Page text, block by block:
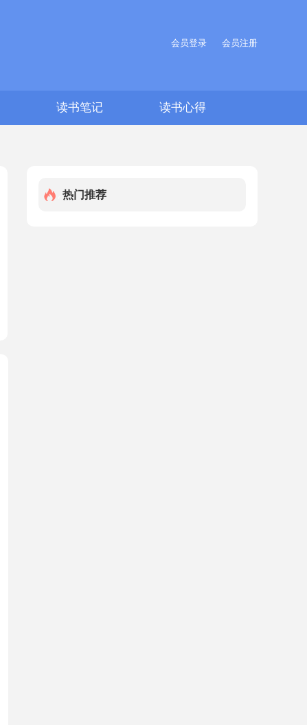
会员登录 会员注册
读书笔记 读书心得
热门推荐